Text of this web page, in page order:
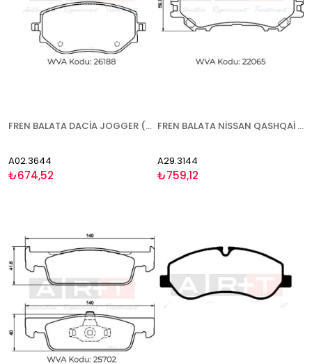
FREN BALATA DACİA JOGGER (22-) LOGAN III (21-) SANDERO III (21-) NİSSAN MİCRA K14 (16-) RENAULT CLİO V (19-) TALİANT (21-) - ÖN
A02.3644
₺674,52
FREN BALATA NİSSAN QASHQAİ (13-) X-TRAİL (13-) RENAULT KADJAR (15-) KOLEOS (16-) - ÖN
A29.3144
₺759,12